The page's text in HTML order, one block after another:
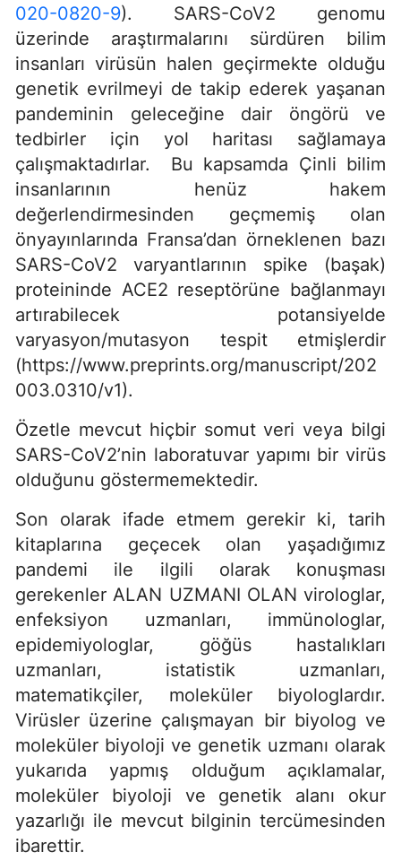
020-0820-9). SARS-CoV2 genomu
üzerinde araştırmalarını sürdüren bilim
insanları virüsün halen geçirmekte olduğu
genetik evrilmeyi de takip ederek yaşanan
pandeminin geleceğine dair öngörü ve
tedbirler için yol haritası sağlamaya
çalışmaktadırlar. Bu kapsamda Çinli bilim
insanlarının henüz hakem
değerlendirmesinden geçmemiş olan
önyayınlarında Fransa’dan örneklenen bazı
SARS-CoV2 varyantlarının spike (başak)
proteininde ACE2 reseptörüne bağlanmayı
artırabilecek potansiyelde
varyasyon/mutasyon tespit etmişlerdir
(https://www.preprints.org/manuscript/202
003.0310/v1).
Özetle mevcut hiçbir somut veri veya bilgi
SARS-CoV2’nin laboratuvar yapımı bir virüs
olduğunu göstermemektedir.
Son olarak ifade etmem gerekir ki, tarih
kitaplarına geçecek olan yaşadığımız
pandemi ile ilgili olarak konuşması
gerekenler ALAN UZMANI OLAN virologlar,
enfeksiyon uzmanları, immünologlar,
epidemiyologlar, göğüs hastalıkları
uzmanları, istatistik uzmanları,
matematikçiler, moleküler biyologlardır.
Virüsler üzerine çalışmayan bir biyolog ve
moleküler biyoloji ve genetik uzmanı olarak
yukarıda yapmış olduğum açıklamalar,
moleküler biyoloji ve genetik alanı okur
yazarlığı ile mevcut bilginin tercümesinden
ibarettir.